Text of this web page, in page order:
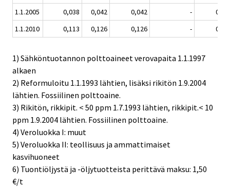
1.1.2005
0,038 0,042 0,042 -
1.1.2010
0,113 0,126 0,126 -
1) Sähköntuotannon polttoaineet verovapaita 1.1.1997
alkaen
2) Reformuloitu 1.1.1993 lähtien, lisäksi rikitön 1.9.2004
lähtien. Fossiilinen polttoaine.
3) Rikitön, rikkipit. < 50 ppm 1.7.1993 lähtien, rikkipit.< 10
ppm 1.9.2004 lähtien. Fossiilinen polttoaine.
4) Veroluokka I: muut
5) Veroluokka II: teollisuus ja ammattimaiset
kasvihuoneet
6) Tuontiöljystä ja -öljytuotteista perittävä maksu: 1,50
€/t